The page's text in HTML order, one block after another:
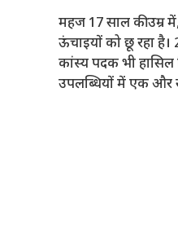
महज 17 साल की उम्र
ऊंचाइयों को छू रहा है।
कांस्य पदक भी हासिल
उपलब्धियों में एक और